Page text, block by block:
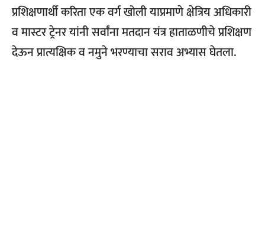
प्रशिक्षणार्थी करिता एक वर्ग खोली याप्रमाणे क्षेत्रिय अधिकारी
व मास्टर ट्रेनर यांनी सर्वांना मतदान यंत्र हाताळणीचे प्रशिक्षण
देऊन प्रात्यक्षिक व नमुने भरण्याचा सराव अभ्यास घेतला.